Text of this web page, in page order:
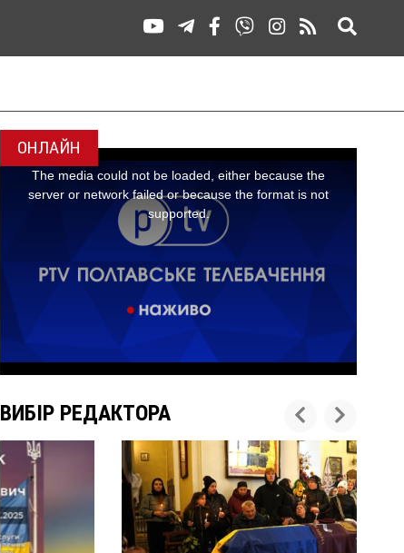
ОНЛАЙН
ВИБІР РЕДАКТОРА